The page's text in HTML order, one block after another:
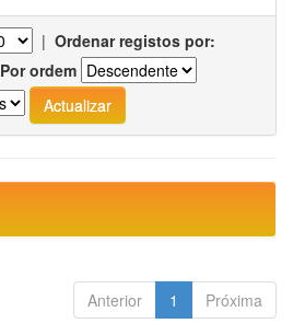
| Ordenar registos por:
Por ordem
Anterior 1 Próxima